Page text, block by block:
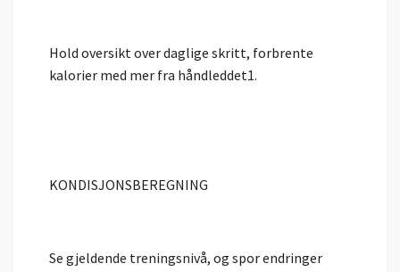
Hold oversikt over daglige skritt, forbrente
kalorier med mer fra håndleddet1.
KONDISJONSBEREGNING
Se gjeldende treningsnivå, og spor endringer